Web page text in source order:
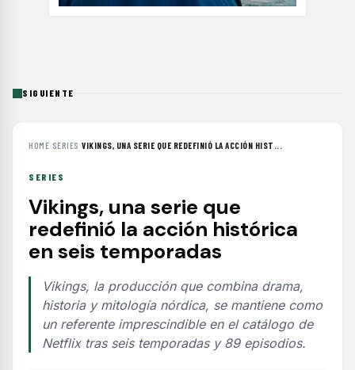
SIGUIENTE
HOME› SERIES ›VIKINGS, UNA SERIE QUE REDEFINIÓ LA ACCIÓN HIST...
SERIES
Vikings, una serie que
redefinió la acción histórica
en seis temporadas
Vikings, la producción que combina drama,
historia y mitología nórdica, se mantiene como
un referente imprescindible en el catálogo de
Netflix tras seis temporadas y 89 episodios.